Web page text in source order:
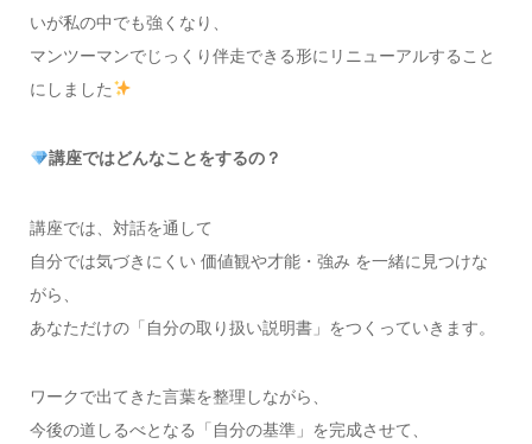
いが私の中でも強くなり、
マンツーマンでじっくり伴走できる形にリニューアルすること
にしました
講座ではどんなことをするの？
講座では、対話を通して
自分では気づきにくい 価値観や才能・強み を一緒に見つけな
がら、
あなただけの「自分の取り扱い説明書」をつくっていきます。
ワークで出てきた言葉を整理しながら、
今後の道しるべとなる「自分の基準」を完成させて、